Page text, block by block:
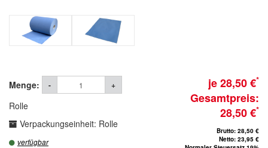
Menge: - +
Rolle
Verpackungseinheit: Rolle
verfügbar
je 28,50 €*
Gesamtpreis:
28,50 €*
Brutto: 28,50 €
Netto: 23,95 €